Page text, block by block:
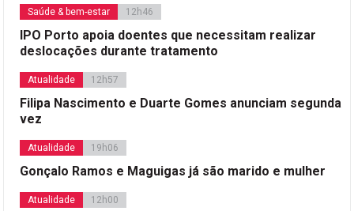
Saúde & bem-estar 12h46
IPO Porto apoia doentes que necessitam realizar
deslocações durante tratamento
Atualidade 12h57
Filipa Nascimento e Duarte Gomes anunciam segunda
vez
Atualidade 19h06
Gonçalo Ramos e Maguigas já são marido e mulher
Atualidade 12h00